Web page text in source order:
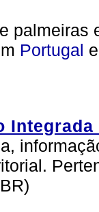
Portugal